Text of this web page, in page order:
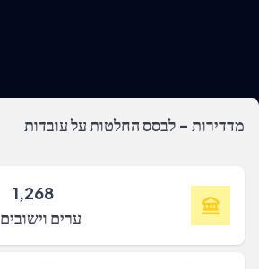
מדדירות - לבסס החלטות על עובדות
1,268
ערים וישובים